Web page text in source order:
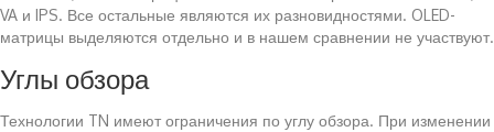
VA и IPS. Все остальные являются их разновидностями. OLED-
матрицы выделяются отдельно и в нашем сравнении не участвуют.
Углы обзора
Технологии TN имеют ограничения по углу обзора. При изменении